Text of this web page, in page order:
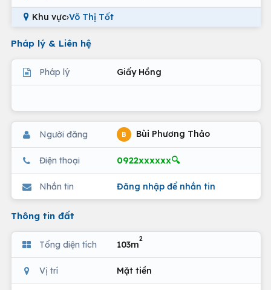
Khu vực›Võ Thị Tốt
Pháp lý & Liên hệ
Pháp lý Giấy Hồng
Người đăng B Bùi Phương Thảo
Điện thoại 0922xxxxxx🔍
Nhắn tin Đăng nhập để nhắn tin
Thông tin đất
Tổng diện tích 103m
2
Vị trí Mặt tiền